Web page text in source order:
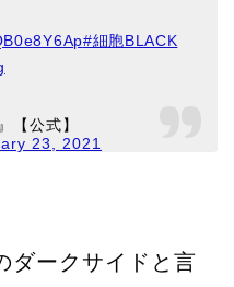
#細胞BLACK
【公式】
23, 2021
ダークサイドと言